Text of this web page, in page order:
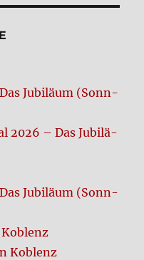
Jubi­lä­um (Sonn­
2026 – Das Jubi­lä­
Jubi­lä­um (Sonn­
Koblenz